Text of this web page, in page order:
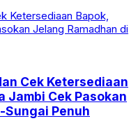
Cek Ketersediaan
Jambi Cek Pasokan
Sungai Penuh